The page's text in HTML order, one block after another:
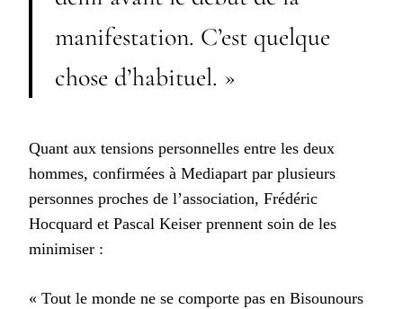
manifestation. C’est quelque
chose d’habituel. »
Quant aux tensions personnelles entre les deux
hommes, confirmées à Mediapart par plusieurs
personnes proches de l’association, Frédéric
Hocquard et Pascal Keiser prennent soin de les
minimiser :
« Tout le monde ne se comporte pas en Bisounours